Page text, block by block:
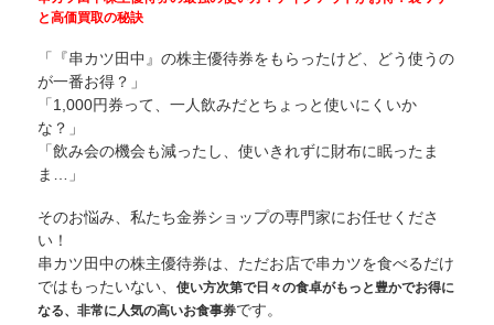
と高価買取の秘訣
「『串カツ田中』の株主優待券をもらったけど、どう使うの
が一番お得？」
「1,000円券って、一人飲みだとちょっと使いにくいか
な？」
「飲み会の機会も減ったし、使いきれずに財布に眠ったま
ま…」
そのお悩み、私たち金券ショップの専門家にお任せくださ
い！
串カツ田中の株主優待券は、ただお店で串カツを食べるだけ
ではもったいない、 使い方次第で日々の食卓がもっと豊かでお得に
なる、非常に人気の高いお食事券です。